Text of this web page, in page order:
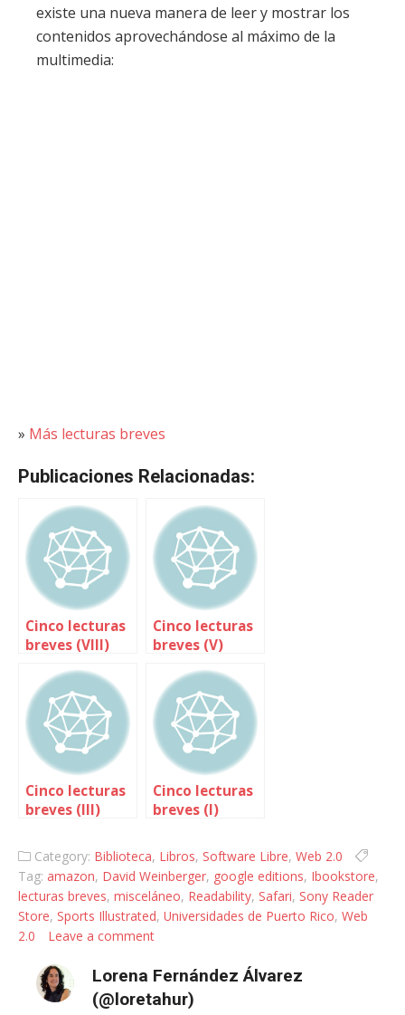
existe una nueva manera de leer y mostrar los
contenidos aprovechándose al máximo de la
multimedia:
» Más lecturas breves
Publicaciones Relacionadas:
Cinco lecturas
breves (VIII)
Cinco lecturas
breves (V)
Cinco lecturas
breves (III)
Cinco lecturas
breves (I)
Category: Biblioteca, Libros, Software Libre, Web 2.0
Tag: amazon, David Weinberger, google editions, Ibookstore,
lecturas breves, misceláneo, Readability, Safari, Sony Reader
Store, Sports Illustrated, Universidades de Puerto Rico, Web
2.0
Leave a comment
Lorena Fernández Álvarez
(@loretahur)